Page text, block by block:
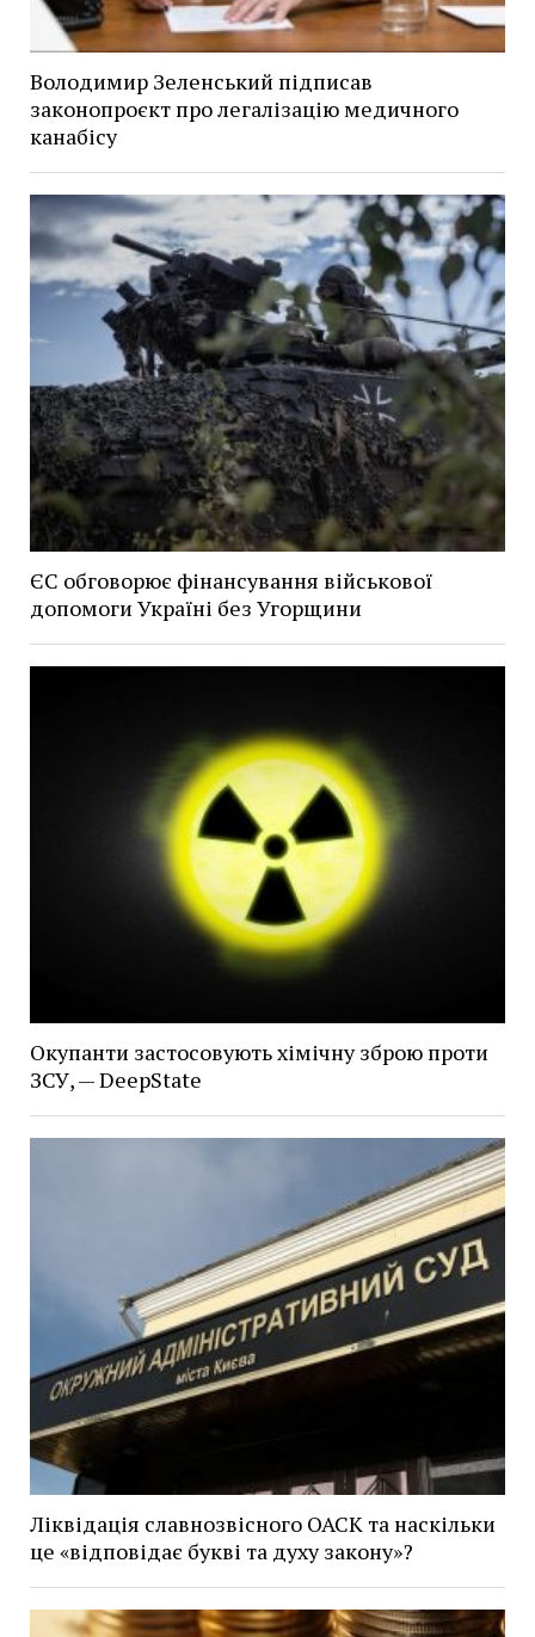
Володимир Зеленський підписав
законопроєкт про легалізацію медичного
канабісу
ЄС обговорює фінансування військової
допомоги Україні без Угорщини
Окупанти застосовують хімічну зброю проти
ЗСУ, — DeepState
Ліквідація славнозвісного ОАСК та наскільки
це «відповідає букві та духу закону»?